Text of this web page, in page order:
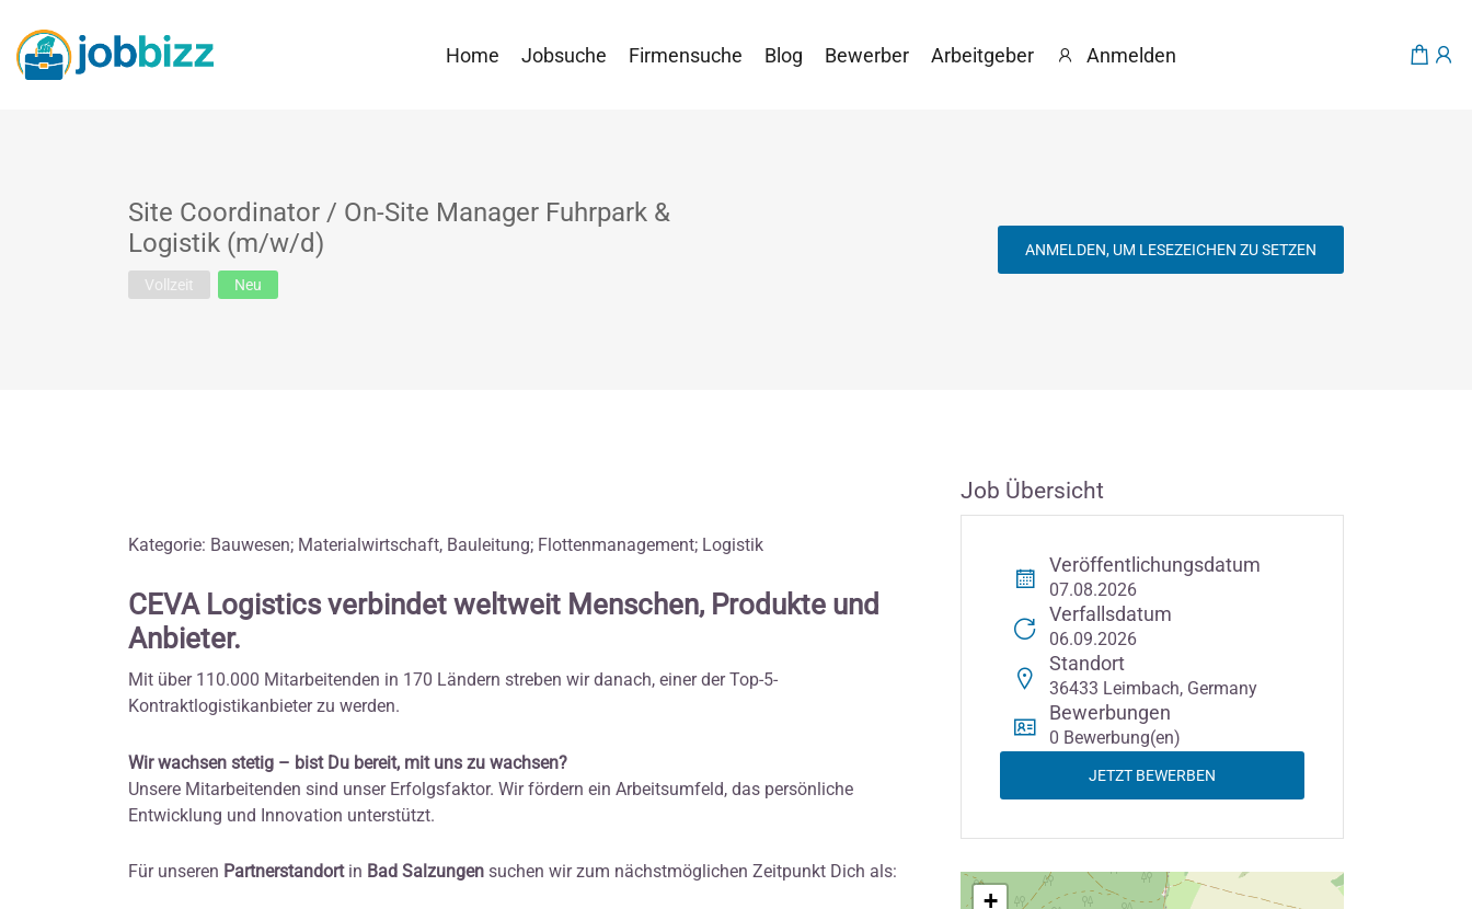
Home Jobsuche Firmensuche Blog Bewerber Arbeitgeber Anmelden
Site Coordinator / On-Site Manager Fuhrpark &
Logistik (m/w/d)
Vollzeit Neu
ANMELDEN, UM LESEZEICHEN ZU SETZEN
Kategorie: Bauwesen; Materialwirtschaft, Bauleitung; Flottenmanagement; Logistik
CEVA Logistics verbindet weltweit Menschen, Produkte und
Anbieter.
Mit über 110.000 Mitarbeitenden in 170 Ländern streben wir danach, einer der Top-5-
Kontraktlogistikanbieter zu werden.
Wir wachsen stetig – bist Du bereit, mit uns zu wachsen?
Unsere Mitarbeitenden sind unser Erfolgsfaktor. Wir fördern ein Arbeitsumfeld, das persönliche
Entwicklung und Innovation unterstützt.
Für unseren Partnerstandort in Bad Salzungen suchen wir zum nächstmöglichen Zeitpunkt Dich als:
Job Übersicht
Veröffentlichungsdatum
07.08.2026
Verfallsdatum
06.09.2026
Standort
36433 Leimbach, Germany
Bewerbungen
0 Bewerbung(en)
JETZT BEWERBEN
+